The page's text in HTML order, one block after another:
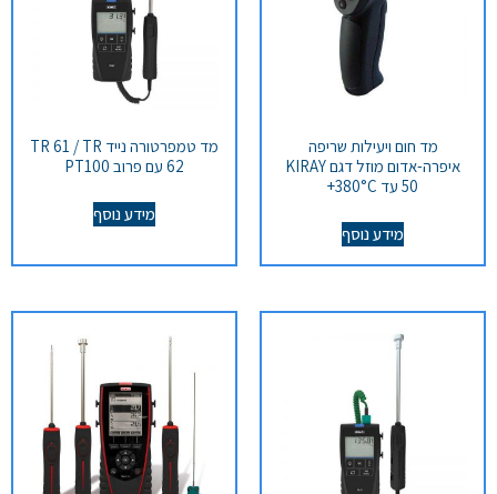
מד חום ויעילות שריפה
איפרה-אדום מוזל דגם KIRAY
50 עד 380°C+
מידע נוסף
מד טמפרטורה נייד TR 61 / TR
62 עם פרוב PT100
מידע נוסף